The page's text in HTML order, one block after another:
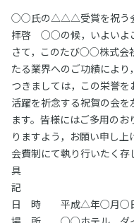
○○氏の△△△受賞を祝う
拝啓 ○○の候，いよいよご
さて，このたび○○株式会
たる業界へのご功績によ
つきましては，この栄誉
活躍を祈念する祝賀の会
ます。皆様にはご多用の
りますよう，お願い申し
会費制にて執り
具
記
日 時 平成△年○月○